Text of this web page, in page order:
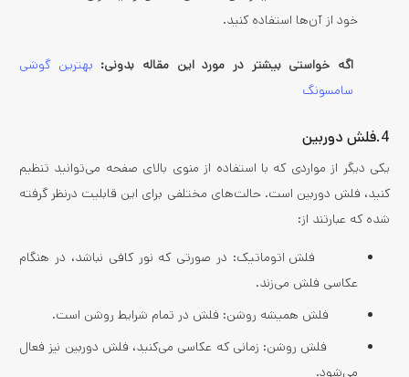
خود از آن‌ها استفاده کنید.
اگه خواستی بیشتر در مورد این مقاله بدونی: بهترین گوشی
سامسونگ
4.فلش دوربین
یکی دیگر از مواردی که با استفاده از منوی بالای صفحه می‌توانید تنظیم
کنید، فلش دوربین است. حالت‌های مختلفی برای این قابلیت درنظر گرفته
شده که عبارتند از:
فلش اتوماتیک: در صورتی که نور کافی نباشد، در هنگام
عکاسی فلش می‌زند.
فلش همیشه روشن: فلش در تمام شرایط روشن است.
فلش روشن: زمانی که عکاسی می‌کنید، فلش دوربین نیز فعال
می‌شود.